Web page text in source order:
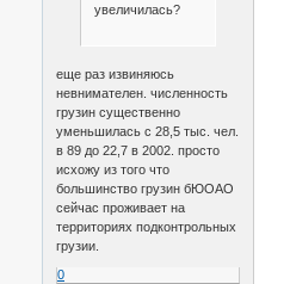
увеличилась?
еще раз извиняюсь
невнимателен. численность
грузин существенно
уменьшилась с 28,5 тыс. чел.
в 89 до 22,7 в 2002. просто
исхожу из того что
большинство грузин бЮОАО
сейчас проживает на
территориях подконтрольных
грузии.
0